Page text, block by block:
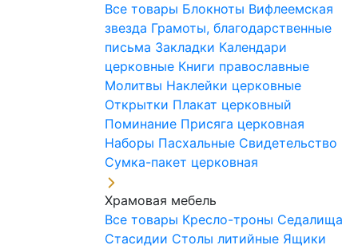
Все товары Блокноты Вифлеемская
звезда Грамоты, благодарственные
письма Закладки Календари
церковные Книги православные
Молитвы Наклейки церковные
Открытки Плакат церковный
Поминание Присяга церковная
Наборы Пасхальные Свидетельство
Сумка-пакет церковная
Храмовая мебель
Все товары Кресло-троны Седалища
Стасидии Столы литийные Ящики